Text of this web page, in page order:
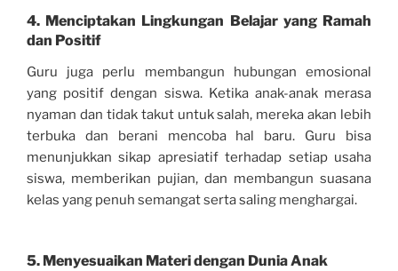
4. Menciptakan Lingkungan Belajar yang Ramah
dan Positif
Guru juga perlu membangun hubungan emosional
yang positif dengan siswa. Ketika anak-anak merasa
nyaman dan tidak takut untuk salah, mereka akan lebih
terbuka dan berani mencoba hal baru. Guru bisa
menunjukkan sikap apresiatif terhadap setiap usaha
siswa, memberikan pujian, dan membangun suasana
kelas yang penuh semangat serta saling menghargai.
5. Menyesuaikan Materi dengan Dunia Anak